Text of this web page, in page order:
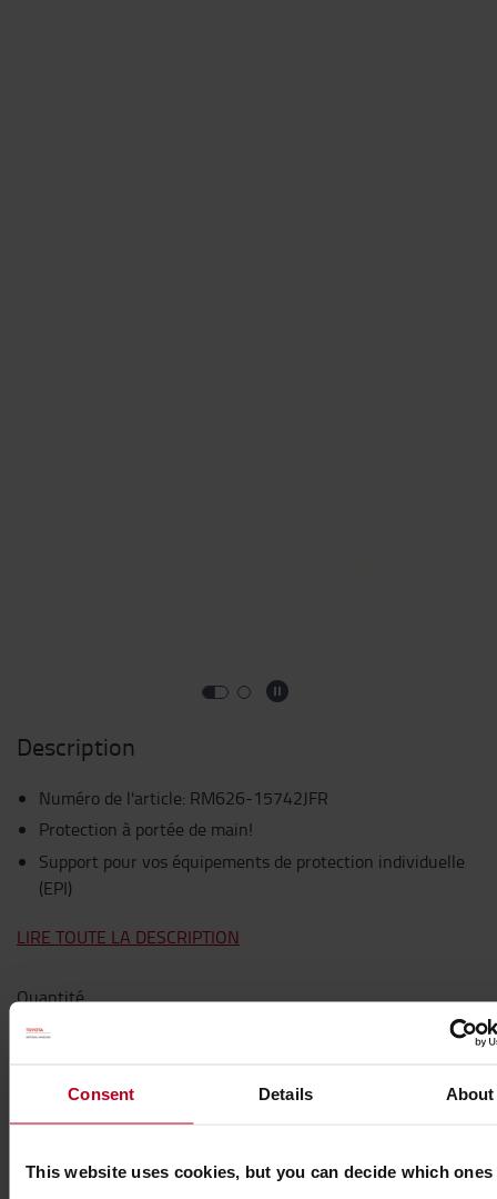
Consent Details About
This website uses cookies, but you can decide which ones
Description
Numéro de l'article: RM626-15742JFR
Protection à portée de main!
Support pour vos équipements de protection individuelle
(EPI)
LIRE TOUTE LA DESCRIPTION
Quantité
212 €